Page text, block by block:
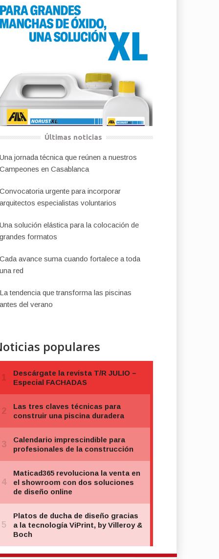
Últimas noticias
Una jornada técnica que reúnen a nuestros
Campeones en Casablanca
Convocatoria urgente para incorporar
arquitectos especialistas voluntarios
Una solución elástica para la colocación de
grandes formatos
Cada avance suma cuando fortalece a toda
una red
La tendencia que transforma las piscinas
antes del verano
populares